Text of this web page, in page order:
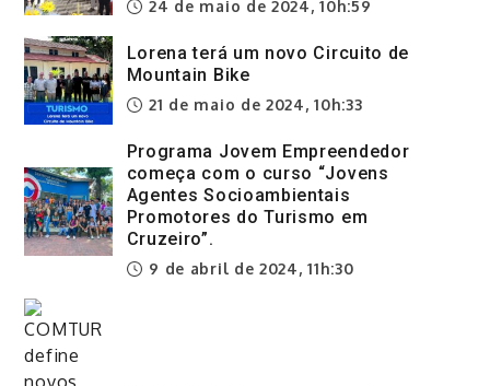
24 de maio de 2024, 10h:59
Lorena terá um novo Circuito de
Mountain Bike
21 de maio de 2024, 10h:33
Programa Jovem Empreendedor
começa com o curso “Jovens
Agentes Socioambientais
Promotores do Turismo em
Cruzeiro”.
9 de abril de 2024, 11h:30